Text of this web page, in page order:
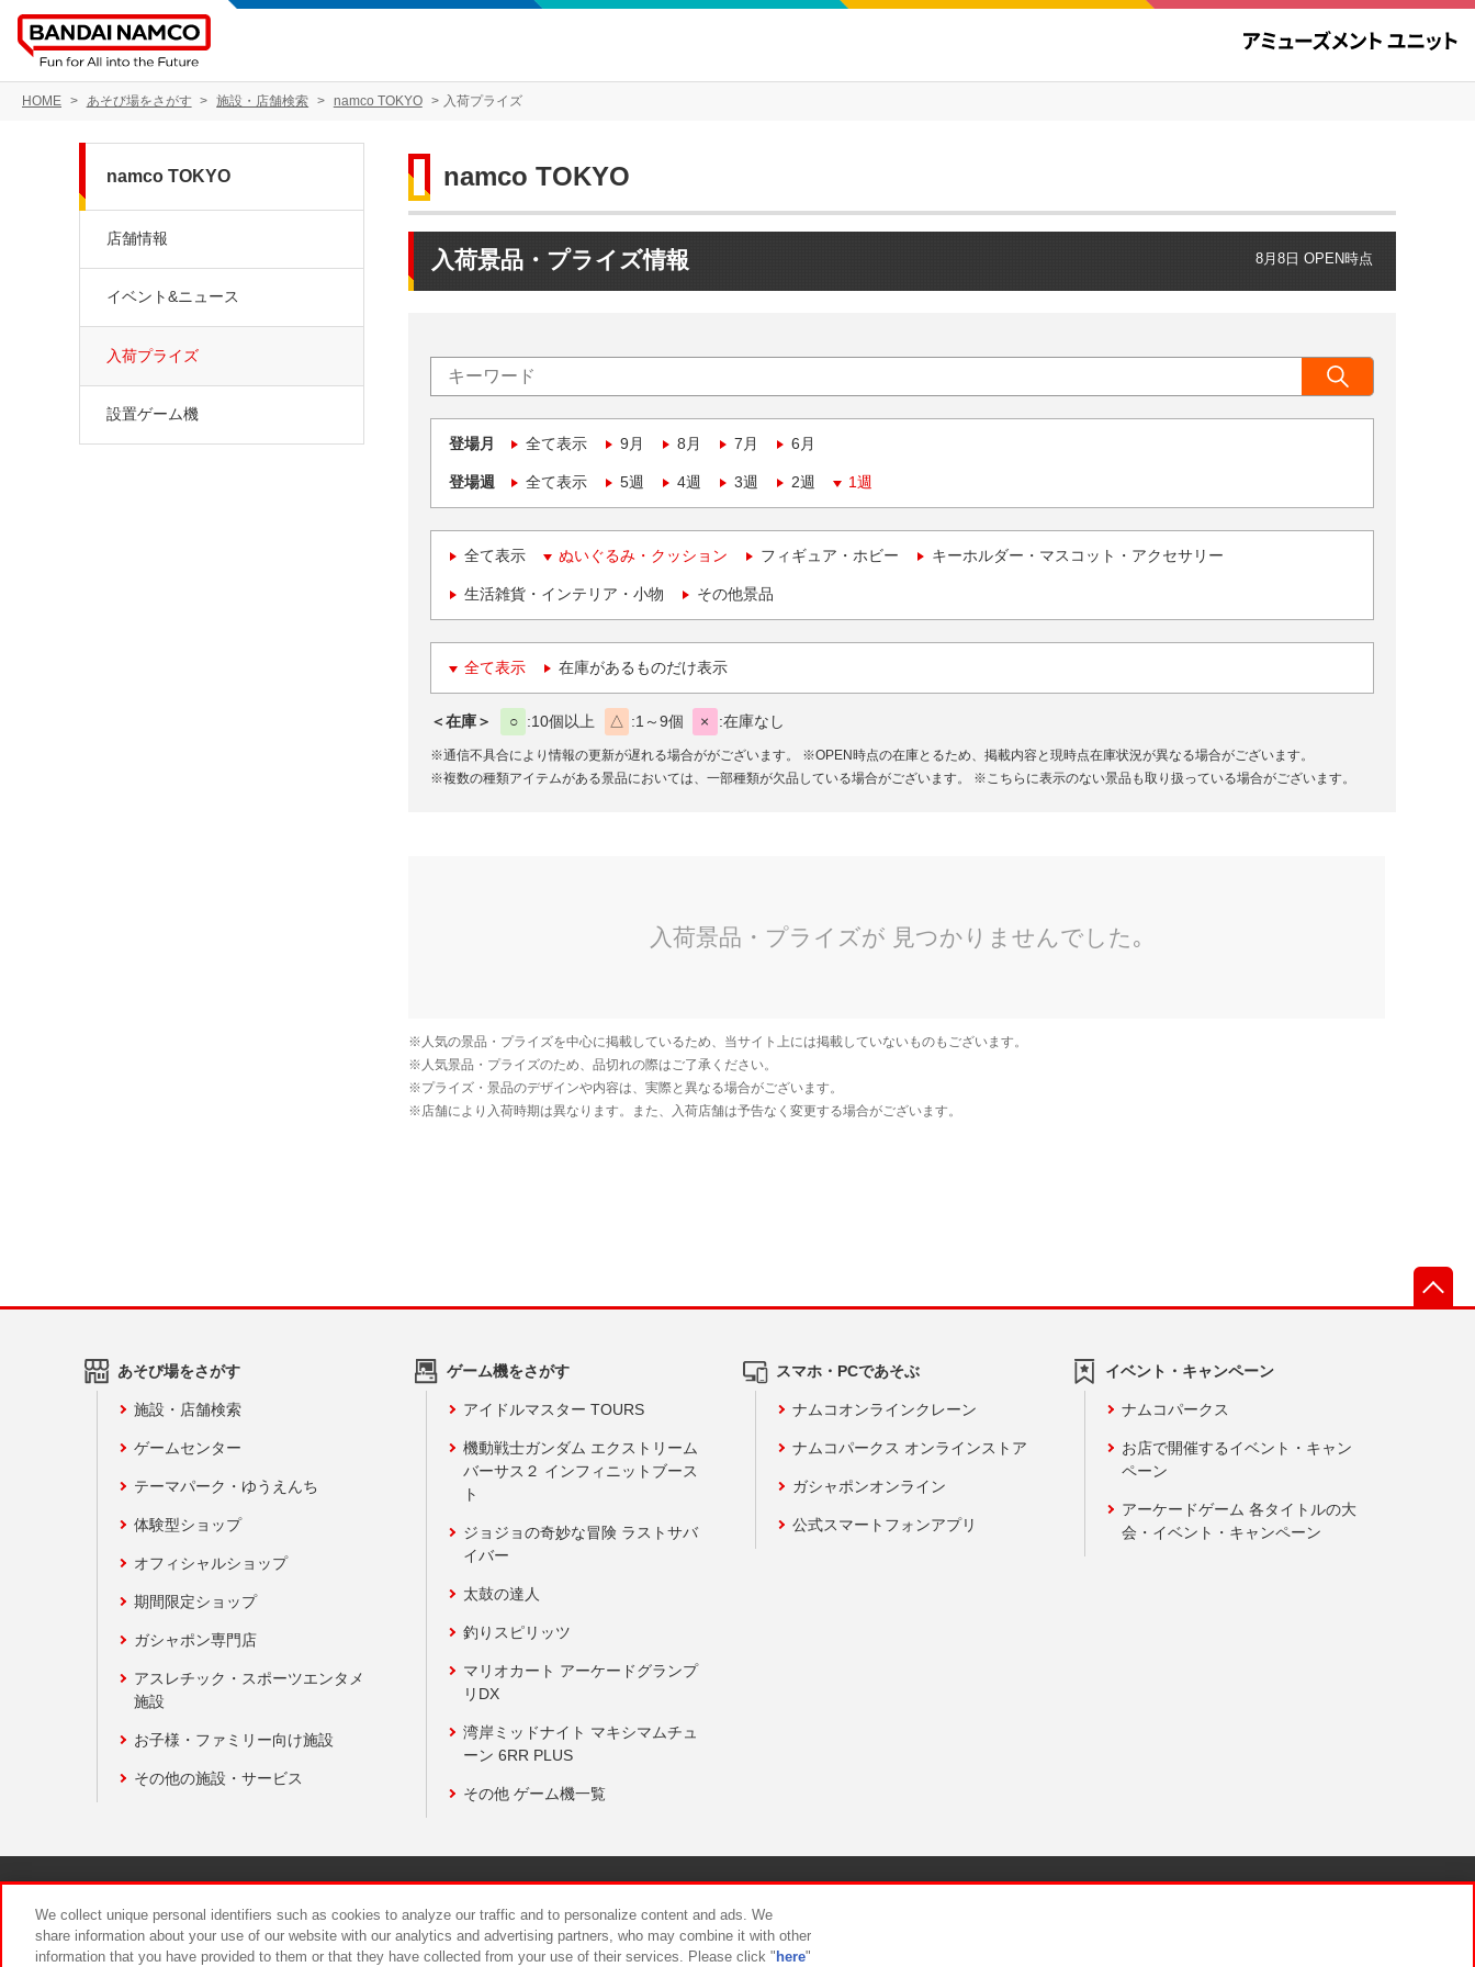
HOME あそび場をさがす 施設・店舗検索 namco TOKYO 入荷プライズ
namco TOKYO
入荷景品・プライズ情報 8月8日 OPEN時点
登場月 全て表示 9月 8月 7月 6月
登場週 全て表示 5週 4週 3週 2週 1週
全て表示 ぬいぐるみ・クッション フィギュア・ホビー キーホルダー・マスコット・アクセサリー
生活雑貨・インテリア・小物 その他景品
全て表示 在庫があるものだけ表示
＜在庫＞ ○ 10個以上 △ 1～9個 × 在庫なし
※通信不具合により情報の更新が遅れる場合ががございます。
※OPEN時点の在庫とるため、掲載内容と現時点在庫状況が異なる場合がございます。
※複数の種類アイテムがある景品においては、一部種類が欠品している場合がございます。
※こちらに表示のない景品も取り扱っている場合がございます。
namco TOKYO
店舗情報
イベント&ニュース
入荷プライズ
設置ゲーム機
あそび場をさがす
施設・店舗検索
ゲームセンター
テーマパーク・ゆうえんち
体験型ショップ
オフィシャルショップ
期間限定ショップ
ガシャポン専門店
アスレチック・スポーツエンタメ
施設
お子様・ファミリー向け施設
その他の施設・サービス
ゲーム機をさがす
アイドルマスター TOURS
機動戦士ガンダム エクストリーム
バーサス２ インフィニットブース
ト
ジョジョの奇妙な冒険 ラストサバ
イバー
太鼓の達人
釣りスピリッツ
マリオカート アーケードグランプ
リDX
湾岸ミッドナイト マキシマムチュ
ーン 6RR PLUS
その他 ゲーム機一覧
スマホ・PCであそぶ
ナムコオンラインクレーン
ナムコパークス オンラインストア
ガシャポンオンライン
公式スマートフォンアプリ
イベント・キャンペーン
ナムコパークス
お店で開催するイベント・キャン
ペーン
アーケードゲーム 各タイトルの大
会・イベント・キャンペーン
食品のご提供について カスタマーハラスメント対応方針
We collect unique personal identifiers such as cookies to analyze our traffic and to personalize content and ads. We
share information about your use of our website with our analytics and advertising partners, who may combine it with other
information that you have provided to them or that they have collected from your use of their services. Please click " here"